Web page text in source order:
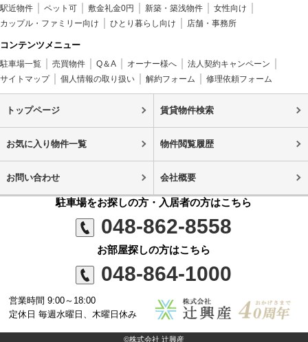
駅近物件 ペット可 敷金礼金0円 新築・築浅物件
女性向け
カップル・ファミリー向け
ひとり暮らし向け 店舗・事務所
コンテンツメニュー
駐車場一覧 売買物件 Q＆A オーナー様へ
法人契約キャンペーン
サイトマップ
個人情報の取り扱い 解約フォーム 修理依頼フォーム
トップページ 賃貸物件検索
お気に入り物件一覧 物件閲覧履歴
お問い合わせ 会社概要
駐車場をお探しの方・入居者の方はこちら
048-862-8558
お部屋探しの方はこちら
048-864-1000
営業時間 9:00～18:00
定休日 毎週水曜日、木曜日休み
©株式会社 辻興産